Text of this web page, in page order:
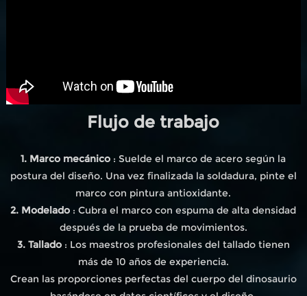
Flujo de trabajo
1. Marco mecánico : Suelde el marco de acero según la
postura del diseño. Una vez finalizada la soldadura, pinte el
marco con pintura antioxidante.
2. Modelado : Cubra el marco con espuma de alta densidad
después de la prueba de movimientos.
3. Tallado: Los maestros profesionales del tallado tienen
más de 10 años de experiencia.
Crean las proporciones perfectas del cuerpo del dinosaurio